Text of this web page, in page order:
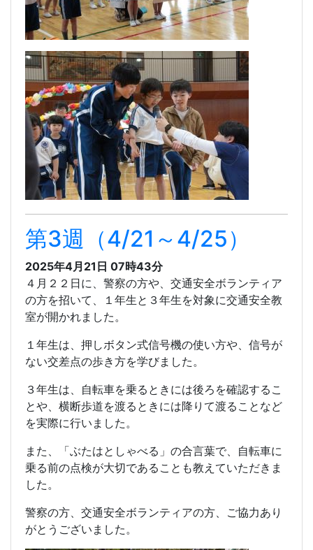
第3週（4/21～4/25）
2025年4月21日 07時43分
４月２２日に、警察の方や、交通安全ボランティア
の方を招いて、１年生と３年生を対象に交通安全教
室が開かれました。
１年生は、押しボタン式信号機の使い方や、信号が
ない交差点の歩き方を学びました。
３年生は、自転車を乗るときには後ろを確認するこ
とや、横断歩道を渡るときには降りて渡ることなど
を実際に行いました。
また、「ぶたはとしゃべる」の合言葉で、自転車に
乗る前の点検が大切であることも教えていただきま
した。
警察の方、交通安全ボランティアの方、ご協力あり
がとうございました。